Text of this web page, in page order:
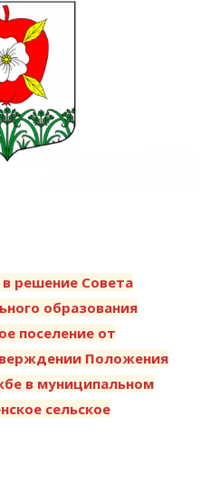
в решение Совета
образования
поселение от
Положения
в муниципальном
сельское